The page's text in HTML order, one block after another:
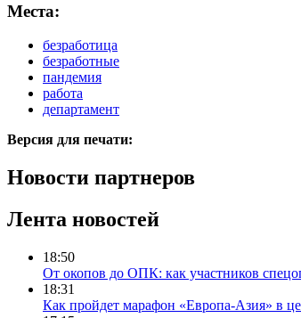
Места:
безработица
безработные
пандемия
работа
департамент
Версия для печати:
Новости партнеров
Лента новостей
18:50
От окопов до ОПК: как участников
18:31
Как пройдет марафон «Европа-Азия» в